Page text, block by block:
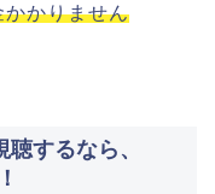
かりません
するなら、